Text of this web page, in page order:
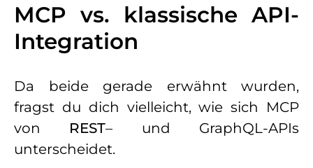
MCP vs. klassische API-
Integration
Da beide gerade erwähnt wurden,
fragst du dich vielleicht, wie sich MCP
von REST– und GraphQL-APIs
unterscheidet.